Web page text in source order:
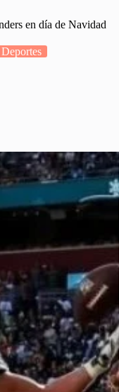
en día de Navidad
Deportes